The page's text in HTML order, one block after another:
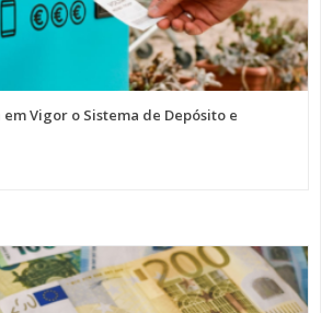
Vigor o Sistema de Depósito e